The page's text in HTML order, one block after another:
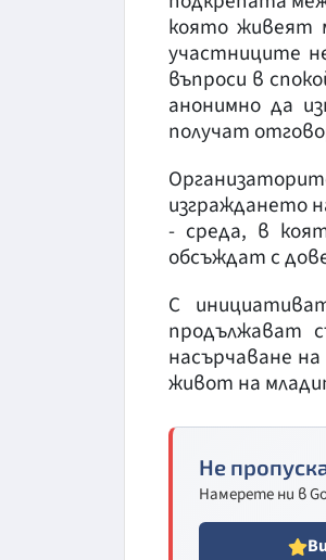
която живеят
участниците
въпроси в
анонимно да
получат
изграждането
- среда, в
обсъждат с
С
продължават
насърчаване
живот на
Не
Намерете ни в